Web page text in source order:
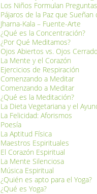
Los Niños Formulan
Pájaros de la Paz que
Jharna-Kala – Fuente-Arte
¿Qué es la Concentración?
¿Por Qué Meditamos?
Ojos Abiertos vs. Ojos
La Mente y el Corazón
Ejercicios de Respiración
Comenzando a Meditar
Comenzando a Meditar
¿Qué es la Meditación?
La Dieta Vegetariana y el
La Felicidad: Aforismos
Poesía
La Aptitud Física
Maestros Espirituales
El Corazón Espiritual
La Mente Silenciosa
Música Espiritual
¿Quién es apto para el Yoga?
¿Qué es Yoga?